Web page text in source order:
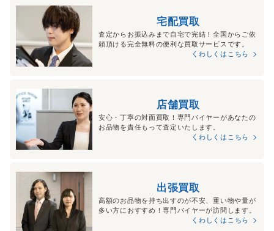
宅配買取
査定からお振込みまで自宅で完結！全国からご依
頼頂ける完全無料の便利な買取サービスです。
くわしくはこちら
店舗買取
安心・丁寧の対面買取！専門バイヤーがあなたの
お品物を責任もって査定いたします。
くわしくはこちら
出張買取
高額のお品物を持ち出すのが不安、重い物や量が
多い方におすすめ！専門バイヤーが訪問します。
くわしくはこちら